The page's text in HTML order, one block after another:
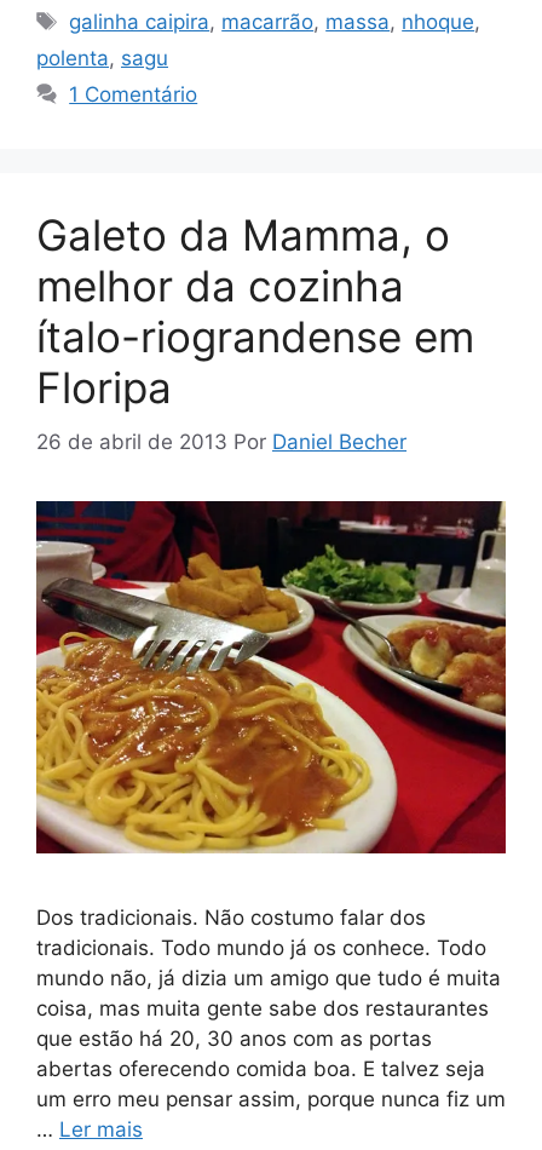
Tags
galinha caipira, macarrão, massa, nhoque,
polenta, sagu
1 Comentário
Galeto da Mamma, o
melhor da cozinha
ítalo-riograndense em
Floripa
26 de abril de 2013 Por Daniel Becher
Dos tradicionais. Não costumo falar dos
tradicionais. Todo mundo já os conhece. Todo
mundo não, já dizia um amigo que tudo é muita
coisa, mas muita gente sabe dos restaurantes
que estão há 20, 30 anos com as portas
abertas oferecendo comida boa. E talvez seja
um erro meu pensar assim, porque nunca fiz um
… Ler mais